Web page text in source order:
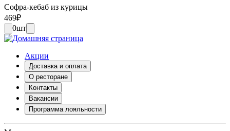
Софра-кебаб из курицы
469₽
0шт
Акции
Доставка и оплата
О ресторане
Контакты
Вакансии
Программа лояльности